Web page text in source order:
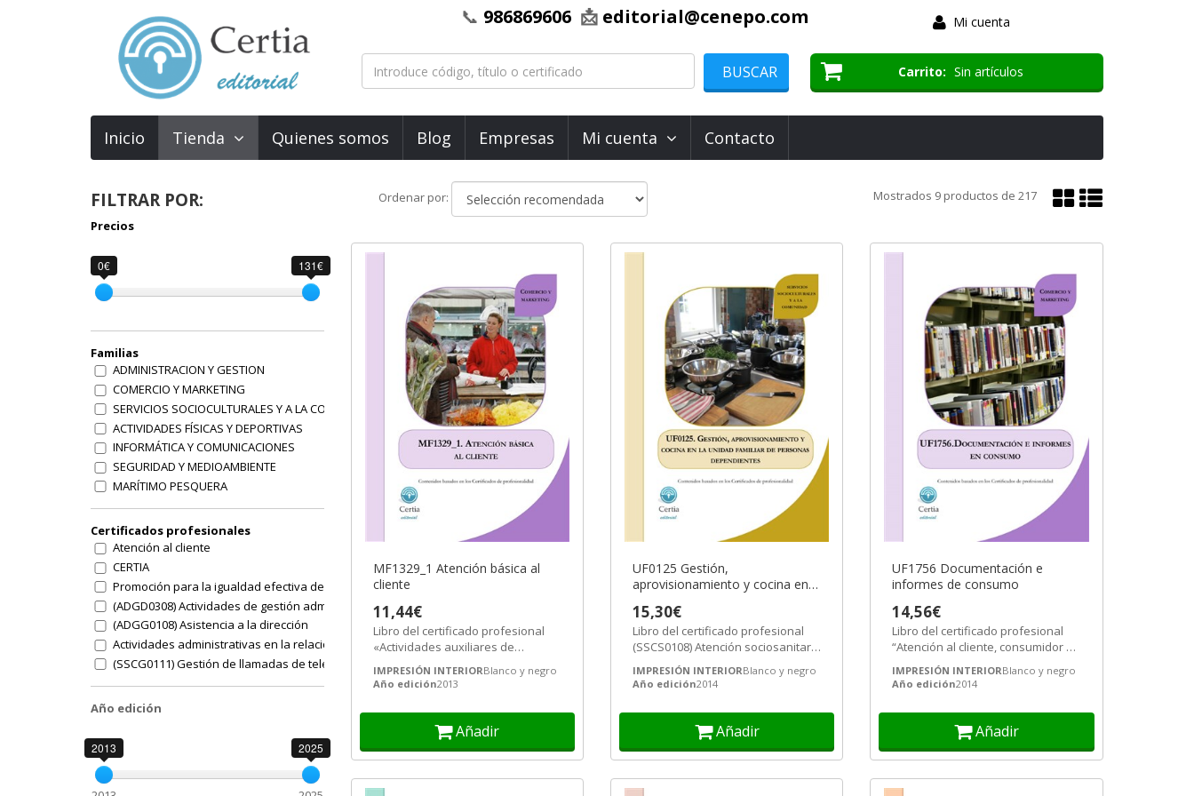
📞 986869606 📩 editorial@cenepo.com Mi cuenta
Carrito Sin artículos
BUSCAR
Inicio Tienda Quienes somos Blog Empresas Mi cuenta Contacto
Ordenar por:
Ordenar
por
Mostrar
en
Mostrar
en
Mostrados 9 productos de 217
MF1329_1 Atención básica al
cliente
11,44€
Libro del certificado profesional
«Actividades auxiliares de
comercio» (COMT0211), recogido
en el...
IMPRESIÓN INTERIORBlanco y negro
Año edición2013
Añadir
UF0125 Gestión,
aprovisionamiento y cocina en
dependientes
15,30€
Libro del certificado profesional
(SSCS0108) Atención sociosanitaria
a personas en el domicilio,...
IMPRESIÓN INTERIORBlanco y negro
Año edición2014
Añadir
UF1756 Documentación e
informes de consumo
14,56€
Libro del certificado profesional
“Atención al cliente, consumidor o
usuario” (COMT0110).
IMPRESIÓN INTERIORBlanco y negro
Año edición2014
Añadir
FILTRAR POR:
Precios
0€ 131€
Familias
ADMINISTRACION Y GESTION
COMERCIO Y MARKETING
SERVICIOS SOCIOCULTURALES Y A LA COMUNIDAD
ACTIVIDADES FÍSICAS Y DEPORTIVAS
INFORMÁTICA Y COMUNICACIONES
SEGURIDAD Y MEDIOAMBIENTE
MARÍTIMO PESQUERA
FABRICACIÓN MECÁNICA
HOSTELERÍA Y TURISMO
TRANSPORTE Y MANTENIMIENTO DE VEHÍCULOS
TRANSVERSAL
EDIFICACIÓN Y OBRA CIVIL
AGRARIA
Otras familias
Certificados profesionales
Atención al cliente
CERTIA
Promoción para la igualdad efectiva de mujeres y hombres
(ADGD0308) Actividades de gestión administrativa
(ADGG0108) Asistencia a la dirección
Actividades administrativas en la relación con el cliente
(SSCG0111) Gestión de llamadas de teleasistenica
Asistencia en la gestión de los procedimientos tributarios
Gestión integrada de Recursos Humanos
Operaciones auxiliares de servicios administrativos y generales
Creación y gestión de microempresas
Actividades de venta
Año edición
2013 2025